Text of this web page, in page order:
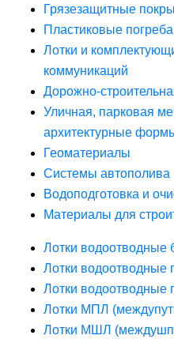
Грязезащитные
Пластиковые
Лотки и
коммуникаций
Дорожно-
Уличная, парковая
архитектурные
Геоматериалы
Системы автополива
Водоподготовка и
Материалы для
Лотки водоотводные
Лотки водоотводные
Лотки водоотводные
Лотки МПЛ
Лотки МШЛ